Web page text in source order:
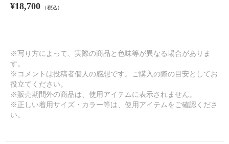
¥18,700 （税込）
※写り方によって、実際の商品と色味等が異なる場合がありま
す。
※コメントは投稿者個人の感想です。ご購入の際の目安としてお
役立てください。
※販売期間外の商品は、使用アイテムに表示されません。
※正しい着用サイズ・カラー等は、使用アイテムをご確認くださ
い。